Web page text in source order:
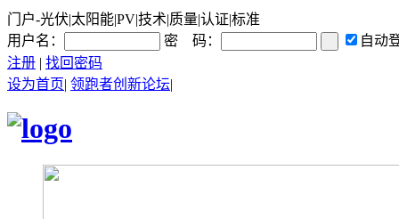
门户-光伏|太阳能|PV|技术|质量|认证|标准
用户名：
密 码：
自动
注册 | 找回密码
设为首页| 领跑者创新论坛|